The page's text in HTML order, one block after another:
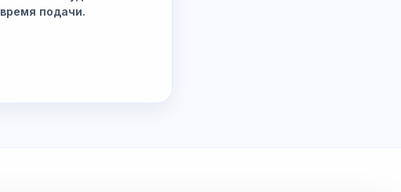
время подачи.